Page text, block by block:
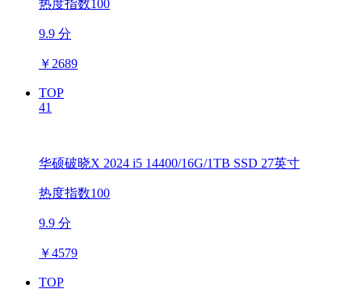
热度指数100
9.9 分
￥ 2689
TOP
41
华硕破晓X 2024 i5 14400/16G/1TB SSD 27英寸
热度指数100
9.9 分
￥4579
TOP